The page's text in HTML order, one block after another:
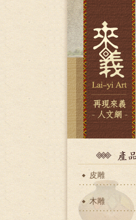
皮雕
木雕